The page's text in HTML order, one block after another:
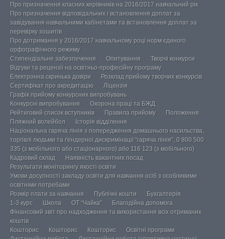
Про призначення класних керівників на 2016/2017 навчальний рік
Про призначення відповідальних і встановлення доплат за
завідування навчальними кабінетами та встановлення доплат за
перевірку зошитів
Про дотримання у 2016/2017 навчальному році норм єдиного
орфографічного режиму
Стипендіальне забезпечення
Опитування
Творчі конкурси
Відгуки та рецензії на освітньо-професійну програму
Електронна скринька довіри
Розклад прийому творчих конкурсів
Сертифікат про акредитацію
Ліцензія
Графік прийому конкурсних випробувань
Конкурсні випробування
Охорона праці та БЖД
Рейтиговий список вступників
Правила прийому
Положення
Пляжний волейбол
Історія відділення
Національна гаряча лінія з попередження домашнього насильства,
торгівлі людьми та ґендерної дискримінації “гаряча лінія”, 0 800 500
335 (з мобільного або стаціонарного) або 116 123 (з мобільного)
Кадровий склад
Наявність вакантних посад
Результати моніторингу якості освіти
Умови досупності закладу освіти для навчання осіб з особливими
освітніми потребами
Розмір плати за навчання
Публічні кошти
Бухгалтерія
1-3 курс
Школа ОТ “Чайка”
Благодійна допомога
Фінансовий звіт про надходження та використання всіх отриманих
коштів
Кошторис
Кошторис Кошторис
Освітні програми